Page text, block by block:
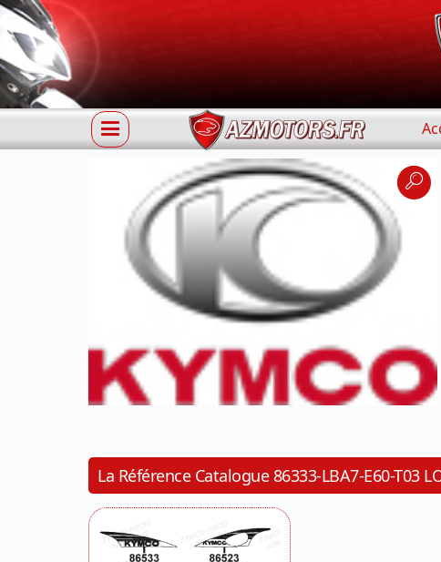
Référence KY-38-0400 KYMCO
La Référence Catalogue 86333-LBA7-E60-T03